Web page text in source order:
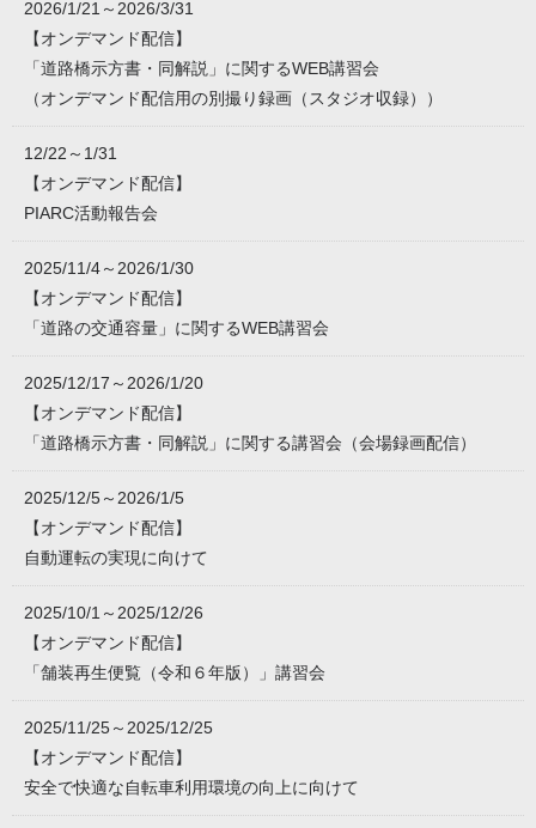
2026/1/21～2026/3/31
【オンデマンド配信】
「道路橋示方書・同解説」に関するWEB講習会
（オンデマンド配信用の別撮り録画（スタジオ収録））
12/22～1/31
【オンデマンド配信】
PIARC活動報告会
2025/11/4～2026/1/30
【オンデマンド配信】
「道路の交通容量」に関するWEB講習会
2025/12/17～2026/1/20
【オンデマンド配信】
「道路橋示方書・同解説」に関する講習会（会場録画配信）
2025/12/5～2026/1/5
【オンデマンド配信】
自動運転の実現に向けて
2025/10/1～2025/12/26
【オンデマンド配信】
「舗装再生便覧（令和６年版）」講習会
2025/11/25～2025/12/25
【オンデマンド配信】
安全で快適な自転車利用環境の向上に向けて